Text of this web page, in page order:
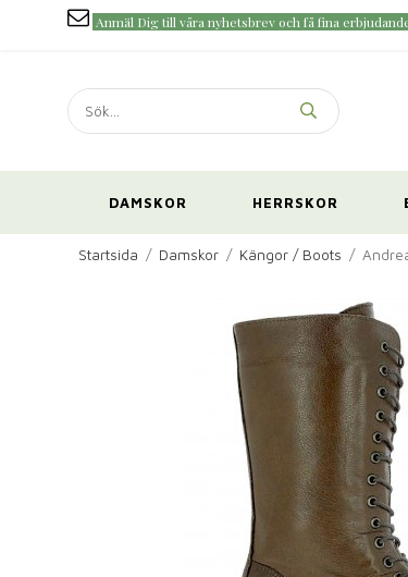
Anmäl Dig till våra nyhetsbrev och få fina
DAMSKOR HERRSKOR
Startsida / Damskor / Kängor / Boots /